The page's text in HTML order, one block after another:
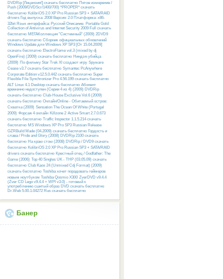
DVDRip [Лицензия!] скачать бесплатно Пятое измерение /
Push (2009/DVDScr/1400/700) *PROPER* скачать
бесплатно KolibriOS 2.0 XP Pro Russian SP3 + SATA/RAID
drivers Год выпуска: 2008 Версия: 2.0 Платформа: x86-
32bit Язык интерфейса: Русский Описание: Portable Gold
Collection of Antivirus and Internet Security 2009 Full скачать
бесплатно МЕГАКоллекция "Системный" (2009) 2DVD9
скачать бесплатно Сборник официальных обновлений
Windows Update для Windows XP SP3 [От 15.04.2009]
скачать бесплатно ElectroFlame vol.3 (mixed by dj
OpenFire) (2009) скачать бесплатно Ниндзя-убийца
(2009) По фильму Star Trek XI создают игру Spyware
Cease v3.7 скачать бесплатно Symantec PcAnywhere
Corporate Edition v12.5.0.442 скачать бесплатно Super
Flexible File Synchronizer Pro 4.56.199 скачать бесплатно
ALT Linux 4.1 Desktop скачать бесплатно Абонент
временно недоступен (Серии 4 из 4) (2009) DVDRip
скачать бесплатно Club-House Exclusive Vol.6 (2009)
скачать бесплатно Онлайн/Online - Обитаемый остров:
Схватка (2009) Sensation The Ocean Of White (Portugal
2009) Форсаж 4 онлайн Killzone 2 Active Smart 2.7.0.673
скачать бесплатно Traffic Inspector 1.1.5.214 скачать
бесплатно MS Windows XP Pro SP3 Russian Release
GZRBuild Made (04.2009) скачать бесплатно Гордость и
слава / Pride and Glory (2008) DVDRip 2100 скачать
бесплатно На краю стою (2008) DVDRip / DVD9 скачать
бесплатно KolibriOS 2.0 XP Pro Russian SP3 + SATA/RAID
drivers скачать бесплатно Крестный отец / Godfather: The
Game (2006) Top 40 Singles UK - THP (03.05.09) скачать
бесплатно Club Kaos 24 (Unmixed Cdj Format) (2009)
скачать бесплатно Toshiba хочет порадовать геймеров
новым ноутбуком Toshiba Qosmio X300 ZverDVD v9.4.4
(Zver CD Lego v9.4.4 + WPI v3.0) - готовый к
употреблению сшитый образ DVD скачать бесплатно
Dr.Web 5.00.1.04272 Rus скачать бесплатно
Банер